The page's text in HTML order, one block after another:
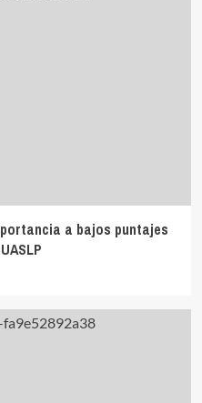
a bajos puntajes